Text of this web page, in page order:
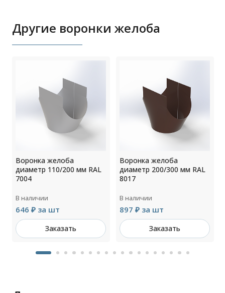
Другие воронки желоба
Воронка желоба
диаметр 110/200 мм RAL
7004
В наличии
646 ₽ за шт
Заказать
Воронка желоба
диаметр 200/300 мм RAL
8017
В наличии
897 ₽ за шт
Заказать